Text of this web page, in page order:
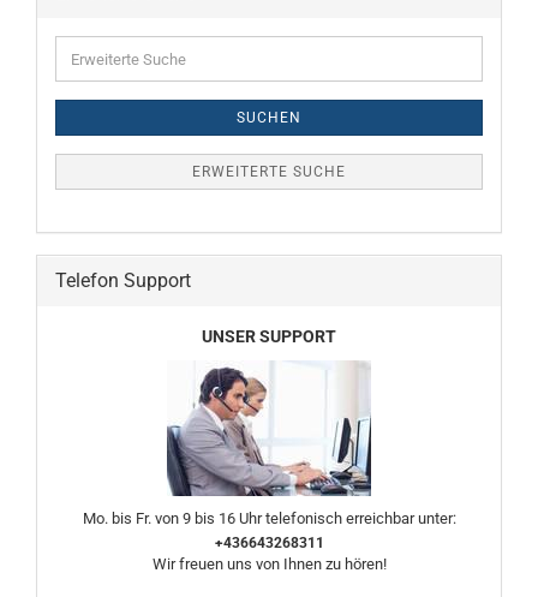
Suche
SUCHEN
ERWEITERTE SUCHE
Telefon Support
UNSER SUPPORT
Mo. bis Fr. von 9 bis 16 Uhr telefonisch erreichbar unter:
+436643268311
Wir freuen uns von Ihnen zu hören!